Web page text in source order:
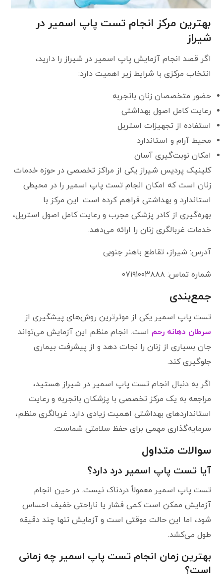
بهترین مرکز انجام تست پاپ اسمیر در
شیراز
اگر قصد انجام آزمایش پاپ اسمیر در شیراز را دارید،
انتخاب مرکزی با شرایط زیر اهمیت دارد:
حضور متخصصان زنان باتجربه
رعایت کامل اصول بهداشتی
استفاده از تجهیزات استریل
محیط آرام و استاندارد
امکان نوبت‌گیری آسان
کلینیک پردیس شیراز یکی از مراکز تخصصی در حوزه خدمات
زنان است که امکان انجام تست پاپ اسمیر را در محیطی
استاندارد و بهداشتی فراهم کرده است. این مرکز با
بهره‌گیری از کادر پزشکی مجرب و رعایت کامل اصول استریل،
خدمات غربالگری زنان را ارائه می‌دهد.
آدرس: شیراز، تقاطع باهنر جنوبی
شماره تماس: ۰۷۱۹۱۰۰۳۸۸۸
جمع‌بندی
تست پاپ اسمیر یکی از موثرترین روش‌های پیشگیری از
سرطان دهانه رحم است. انجام منظم این آزمایش می‌تواند
جان بسیاری از زنان را نجات دهد و از پیشرفت بیماری
جلوگیری کند.
اگر به دنبال انجام تست پاپ اسمیر در شیراز هستید،
مراجعه به یک مرکز تخصصی با پزشکان باتجربه و رعایت
استانداردهای بهداشتی اهمیت زیادی دارد. غربالگری منظم،
سرمایه‌گذاری مهمی برای حفظ سلامتی شماست.
سوالات متداول
آیا تست پاپ اسمیر درد دارد؟
تست پاپ اسمیر معمولاً دردناک نیست. در حین انجام
آزمایش ممکن است کمی فشار یا ناراحتی خفیف احساس
شود، اما این حالت موقتی است و آزمایش تنها چند دقیقه
طول می‌کشد.
بهترین زمان انجام تست پاپ اسمیر چه زمانی
است؟